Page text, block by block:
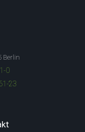
Berlin
0
23